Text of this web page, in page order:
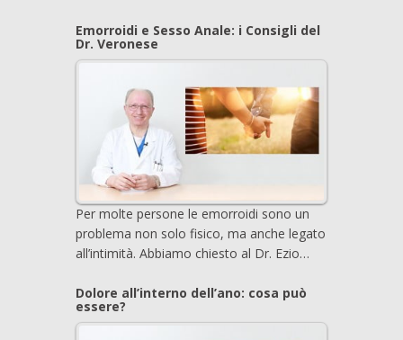
Emorroidi e Sesso Anale: i Consigli del
Dr. Veronese
Per molte persone le emorroidi sono un
problema non solo fisico, ma anche legato
all’intimità. Abbiamo chiesto al Dr. Ezio…
Dolore all’interno dell’ano: cosa può
essere?